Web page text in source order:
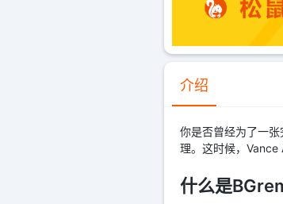
介绍
你是否曾经为了一
理。这时候，Vance
什么是